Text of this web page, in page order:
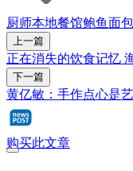
厨师本地餐馆鲍鱼面包
上一篇
正在消失的饮食记忆
下一篇
黄亿敏：手作点心是
购买此文章